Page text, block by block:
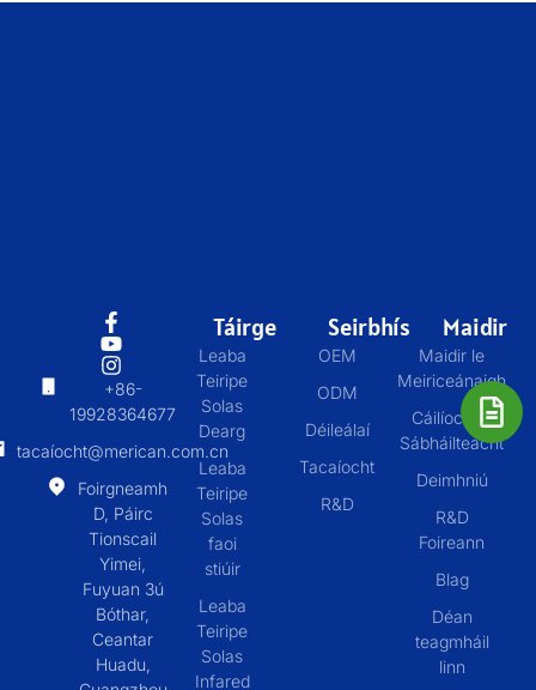
+86-
19928364677
tacaíocht@merican.com.cn
Foirgneamh
D, Páirc
Tionscail
Yimei,
Fuyuan 3ú
Bóthar,
Ceantar
Huadu,
Táirge
Leaba
Teiripe
Solas
Dearg
Leaba
Teiripe
Solas
faoi
stiúir
Leaba
Teiripe
Solas
Infared
Seirbhís
OEM
ODM
Déileálaí
Tacaíocht
R&D
Maidir
Maidir le
Meiriceánaigh
Cáilíocht &
Sábháilteacht
Deimhniú
R&D
Foireann
Blag
Déan
teagmháil
linn